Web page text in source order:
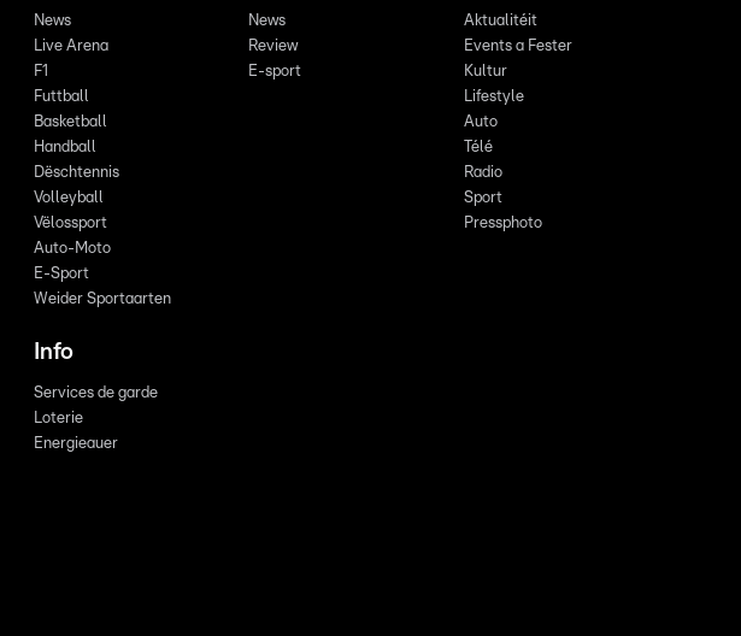
News
Live Arena
F1
Futtball
Basketball
Handball
Dëschtennis
Volleyball
Vëlossport
Auto-Moto
E-Sport
Weider Sportaarten
News
Review
E-sport
Aktualitéit
Events a Fester
Kultur
Lifestyle
Auto
Télé
Radio
Sport
Pressphoto
Info
Services de garde
Loterie
Energieauer